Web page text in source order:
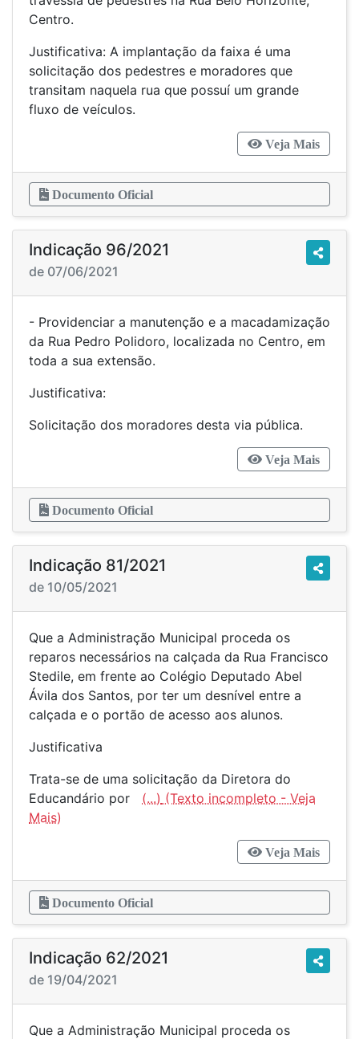
Centro.
Justificativa: A implantação da faixa é uma
solicitação dos pedestres e moradores que
transitam naquela rua que possuí um grande
fluxo de veículos.
Veja Mais
Documento Oficial
Indicação 96/2021
de 07/06/2021
- Providenciar a manutenção e a macadamização
da Rua Pedro Polidoro, localizada no Centro, em
toda a sua extensão.
Justificativa:
Solicitação dos moradores desta via pública.
Veja Mais
Documento Oficial
Indicação 81/2021
de 10/05/2021
Que a Administração Municipal proceda os
reparos necessários na calçada da Rua Francisco
Stedile, em frente ao Colégio Deputado Abel
Ávila dos Santos, por ter um desnível entre a
calçada e o portão de acesso aos alunos.
Justificativa
Trata-se de uma solicitação da Diretora do
Educandário por (...)
Veja Mais
Documento Oficial
Indicação 62/2021
de 19/04/2021
Que a Administração Municipal proceda os